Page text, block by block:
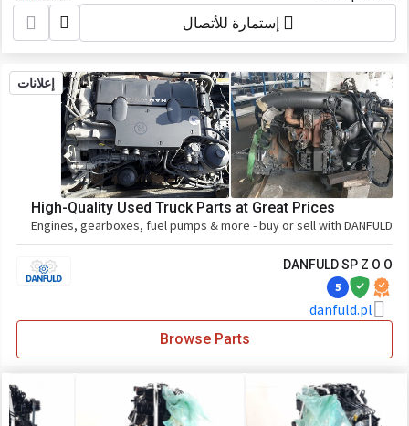
إستمارة للأتصال
إعلانات
High-Quality Used Truck Parts at Great Prices
Engines, gearboxes, fuel pumps & more - buy or sell with DANFULD
DANFULD SP Z O O
5
danfuld.pl
Browse Parts